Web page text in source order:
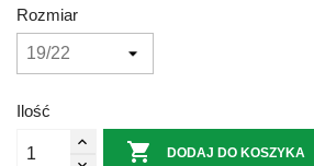
Rozmiar
Ilość
 DODAJ DO KOSZYKA